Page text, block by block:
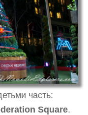
часть:
Square.